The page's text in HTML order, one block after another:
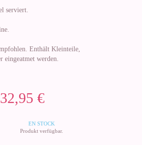
serviert.
Enthält Kleinteile,
eingeatmet werden.
32,95 €
EN STOCK
Produkt verfügbar.